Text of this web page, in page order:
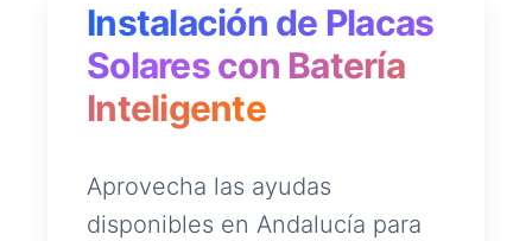
Instalación de Placas
Solares con Batería
Inteligente
Aprovecha las ayudas
disponibles en Andalucía para